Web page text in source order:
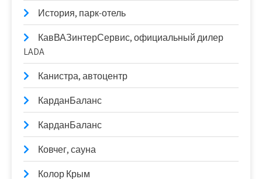
История, парк-отель
КавВАЗинтерСервис, официальный дилер
LADA
Канистра, автоцентр
КарданБаланс
КарданБаланс
Ковчег, сауна
Колор Крым